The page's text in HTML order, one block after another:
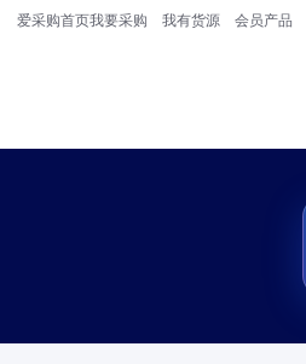
爱采购首页我要采购 我有货源 会员产品